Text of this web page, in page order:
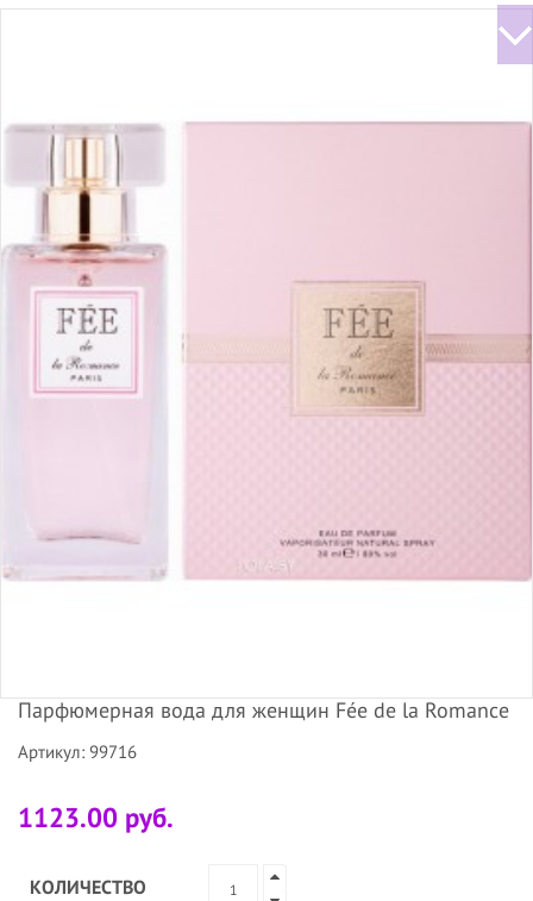
Парфюмерная вода для женщин Fée de la Romance
Артикул: 99716
1123.00 руб.
КОЛИЧЕСТВО